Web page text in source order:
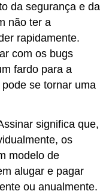
da segurança e da
não ter a
rapidamente.
com os bugs
fardo para a
se tornar uma
significa que,
os
modelo de
alugar e pagar
ou anualmente.